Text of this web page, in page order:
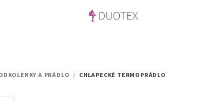
A PRÁDLO / CHLAPECKÉ TERMOPRÁDLO